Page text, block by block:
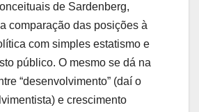
de Sardenberg,
comparação das posições à
com simples estatismo e
público. O mesmo se dá na
“desenvolvimento” (daí o
e crescimento